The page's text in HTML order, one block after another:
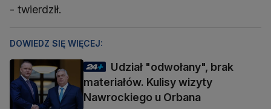
- twierdził.
DOWIEDZ SIĘ WIĘCEJ:
Udział "odwołany", brak
materiałów. Kulisy wizyty
Nawrockiego u Orbana